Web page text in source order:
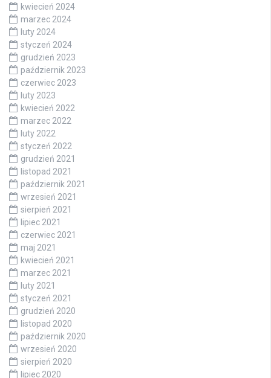
kwiecień 2024
marzec 2024
luty 2024
styczeń 2024
grudzień 2023
październik 2023
czerwiec 2023
luty 2023
kwiecień 2022
marzec 2022
luty 2022
styczeń 2022
grudzień 2021
listopad 2021
październik 2021
wrzesień 2021
sierpień 2021
lipiec 2021
czerwiec 2021
maj 2021
kwiecień 2021
marzec 2021
luty 2021
styczeń 2021
grudzień 2020
listopad 2020
październik 2020
wrzesień 2020
sierpień 2020
lipiec 2020